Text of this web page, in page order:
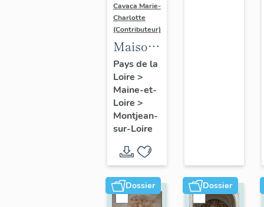
Cavaca Marie-
Charlotte
(Contributeur)
Maisons
et
fermes
de la
commune
de
Montjean-
sur-
Loire
Pays de la
Loire >
Maine-et-
Loire >
Montjean-
sur-Loire
Dossier Dossier